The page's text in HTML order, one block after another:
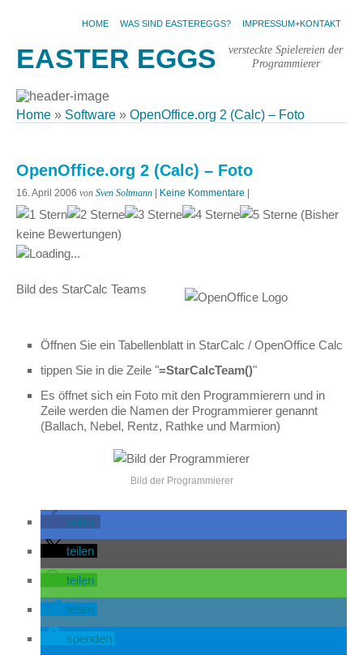
HOME WAS SIND EASTEREGGS? IMPRESSUM+KONTAKT
EASTER EGGS
versteckte Spielereien der
Programmierer
Home » Software » OpenOffice.org 2 (Calc) – Foto
OpenOffice.org 2 (Calc) – Foto
16. April 2006 von Sven Soltmann Keine Kommentare
(Bisher
keine Bewertungen)
Loading...
Bild des StarCalc Teams
Öffnen Sie ein Tabellenblatt in StarCalc / OpenOffice Calc
tippen Sie in die Zeile "=StarCalcTeam()"
Es öffnet sich ein Foto mit den Programmierern und in
Zeile werden die Namen der Programmierer genannt
(Ballach, Nebel, Rentz, Rathke und Marmion)
Bild der Programmierer
teilen
teilen
teilen
teilen
spenden